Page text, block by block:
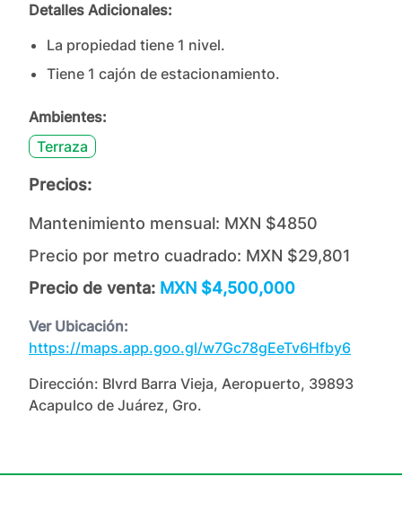
Detalles Adicionales:
La propiedad tiene 1 nivel.
Tiene 1 cajón de estacionamiento.
Ambientes:
Terraza
Precios:
Mantenimiento mensual: MXN $4850
Precio por metro cuadrado: MXN $29,801
Precio de venta: MXN $4,500,000
Ver Ubicación:
https://maps.app.goo.gl/w7Gc78gEeTv6Hfby6
Dirección: Blvrd Barra Vieja, Aeropuerto, 39893
Acapulco de Juárez, Gro.